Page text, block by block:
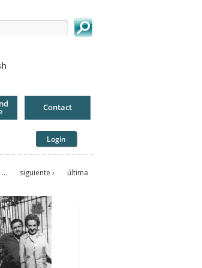
Contact
Login
… siguiente ›
última